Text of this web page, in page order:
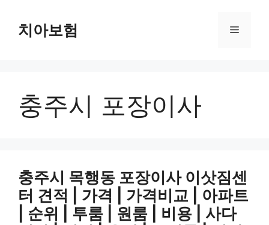
content치아보험 Menu
충주시 포장이사
충주시 목행동 포장이사 이삿짐센
터 견적 | 가격 | 가격비교 | 아파트
| 순위 | 투룸 | 원룸 | 비용 | 사다